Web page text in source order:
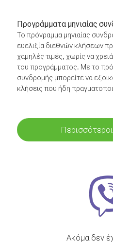
Προγράμματα μηνιαίας
Το πρόγραμμα μηνιαίας
ευελιξία διεθνών κλήσεων
χαμηλές τιμές, χωρίς να
του προγράμματος. Με το
συνδρομής μπορείτε να
κλήσεις που ήδη
Ακόμα δεν